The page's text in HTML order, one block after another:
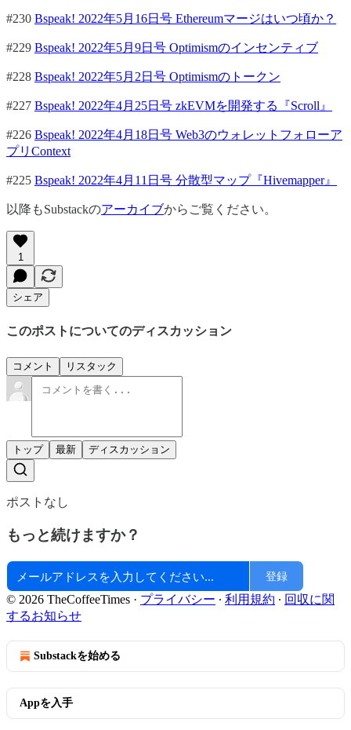
#230 Bspeak! 2022年5月16日号 Ethereumマージはいつ頃か？
#229 Bspeak! 2022年5月9日号 Optimismのインセンティブ
#228 Bspeak! 2022年5月2日号 Optimismのトークン
#227 Bspeak! 2022年4月25日号 zkEVMを開発する『Scroll』
#226 Bspeak! 2022年4月18日号 Web3のウォレットフォローア
プリContext
#225 Bspeak! 2022年4月11日号 分散型マップ『Hivemapper』
以降もSubstackのアーカイブからご覧ください。
1
シェア
このポストについてのディスカッション
コメント リスタック
トップ 最新 ディスカッション
ポストなし
もっと続けますか？
登録
© 2026 TheCoffeeTimes · プライバシー ∙ 利用規約 ∙ 回収に関
するお知らせ
Substackを始める
Appを入手